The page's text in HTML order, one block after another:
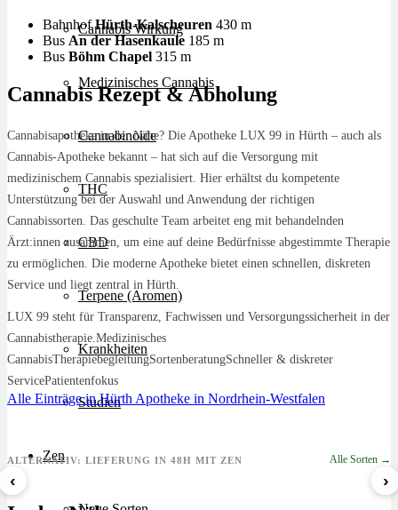
Cannabis Wirkung
Medizinisches Cannabis
Cannabinoide
THC
CBD
Terpene (Aromen)
Krankheiten
Studien
Zen
Bahnhof Hürth-Kalscheuren 430 m
Bus An der Hasenkaule 185 m
Bus Böhm Chapel 315 m
Cannabis Rezept & Abholung
Cannabisapotheke in der Nähe? Die Apotheke LUX 99 in Hürth – auch als
Cannabis-Apotheke bekannt – hat sich auf die Versorgung mit
medizinischem Cannabis spezialisiert. Hier erhältst du kompetente
Unterstützung bei der Auswahl und Anwendung der richtigen
Cannabissorten. Das geschulte Team arbeitet eng mit behandelnden
Ärzt:innen zusammen, um eine auf deine Bedürfnisse abgestimmte Therapie
zu ermöglichen. Die moderne Apotheke bietet einen schnellen, diskreten
Service und liegt zentral in Hürth.
LUX 99 steht für Transparenz, Fachwissen und Versorgungssicherheit in der
Cannabistherapie.Medizinisches
CannabisTherapiebegleitungSortenberatungSchneller & diskreter
ServicePatientenfokus
Alle Einträge in Hürth Apotheke in Nordrhein-Westfalen
ALTERNATIV: LIEFERUNG IN 48H MIT ZEN Alle Sorten →
‹
Sour Mintz Haze
›